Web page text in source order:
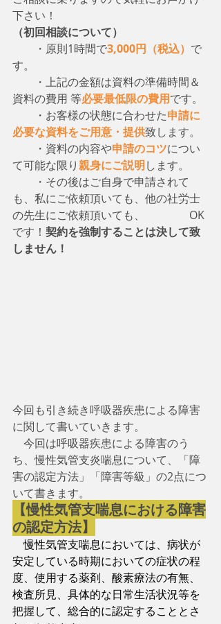
下さい！
（初回相談について）
・原則1時間で3,000円（税込） で
す。
・上記の金額は資料の準備時間＆
資料の費用 等必要最低限の費用です。
・お客様の状態に合わせた申請に
必要な資料をご用意・提供致します。
・資料の内容や申請のコツについ
て可能な限り親身にご説明します。
・その後はご自身で申請されて
も、私にご依頼頂いても、他の社労士
の先生にご依頼頂いても、　　　　OK
です！ 契約を強制することは決して致
しません！
今回も引き続き呼吸器疾患による障害
に関して書いていきます。
今回は呼吸器疾患による障害のう
ち、慢性気管支炎喘息について、「障
害の認定方法」「障害等級」の2点につ
いて書きます。
【慢性気管支喘息における障害
の認定方法】
慢性気管支喘息においては、病状が
安定している時期においての症状の程
度、使用する薬剤、酸素療法の有無、
検査所見、具体的な日常生活状況等を
把握して、総合的に認定することとさ